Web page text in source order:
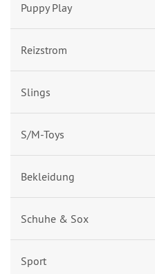
Puppy Play
Reizstrom
Slings
S/M-Toys
Bekleidung
Schuhe & Sox
Sport